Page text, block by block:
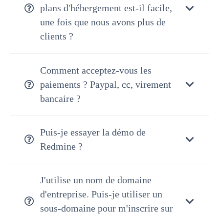
plans d'hébergement est-il facile,
une fois que nous avons plus de
clients ?
Comment acceptez-vous les
paiements ? Paypal, cc, virement
bancaire ?
Puis-je essayer la démo de
Redmine ?
J'utilise un nom de domaine
d'entreprise. Puis-je utiliser un
sous-domaine pour m'inscrire sur